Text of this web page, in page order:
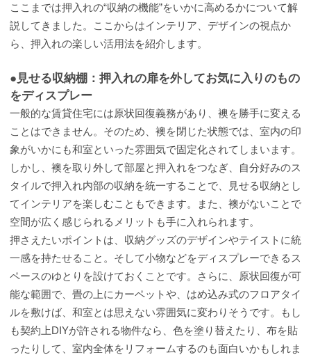
ここまでは押入れの“収納の機能”をいかに高めるかについて解
説してきました。ここからはインテリア、デザインの視点か
ら、押入れの楽しい活用法を紹介します。
●見せる収納棚：押入れの扉を外してお気に入りのもの
をディスプレー
一般的な賃貸住宅には原状回復義務があり、襖を勝手に変える
ことはできません。そのため、襖を閉じた状態では、室内の印
象がいかにも和室といった雰囲気で固定化されてしまいます。
しかし、襖を取り外して部屋と押入れをつなぎ、自分好みのス
タイルで押入れ内部の収納を統一することで、見せる収納とし
てインテリアを楽しむこともできます。また、襖がないことで
空間が広く感じられるメリットも手に入れられます。
押さえたいポイントは、収納グッズのデザインやテイストに統
一感を持たせること。そして小物などをディスプレーできるス
ペースのゆとりを設けておくことです。さらに、原状回復が可
能な範囲で、畳の上にカーペットや、はめ込み式のフロアタイ
ルを敷けば、和室とは思えない雰囲気に変わりそうです。もし
も契約上DIYが許される物件なら、色を塗り替えたり、布を貼
ったりして、室内全体をリフォームするのも面白いかもしれま